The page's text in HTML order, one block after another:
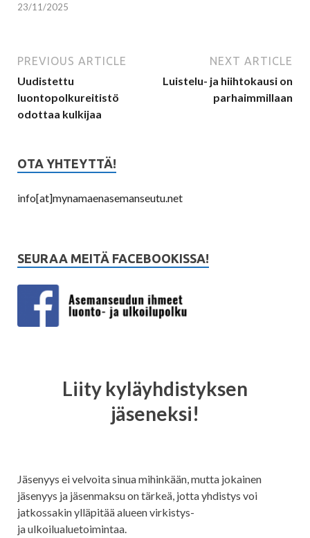
23/11/2025
PREVIOUS ARTICLE
Uudistettu
luontopolkureitistö
odottaa kulkijaa
NEXT ARTICLE
Luistelu- ja hiihtokausi on
parhaimmillaan
OTA YHTEYTTÄ!
info[at]mynamaenasemanseutu.net
SEURAA MEITÄ FACEBOOKISSA!
Liity kyläyhdistyksen
jäseneksi!
Jäsenyys ei velvoita sinua mihinkään, mutta jokainen
jäsenyys ja jäsenmaksu on tärkeä, jotta yhdistys voi
jatkossakin ylläpitää alueen virkistys-
ja ulkoilualuetoimintaa.